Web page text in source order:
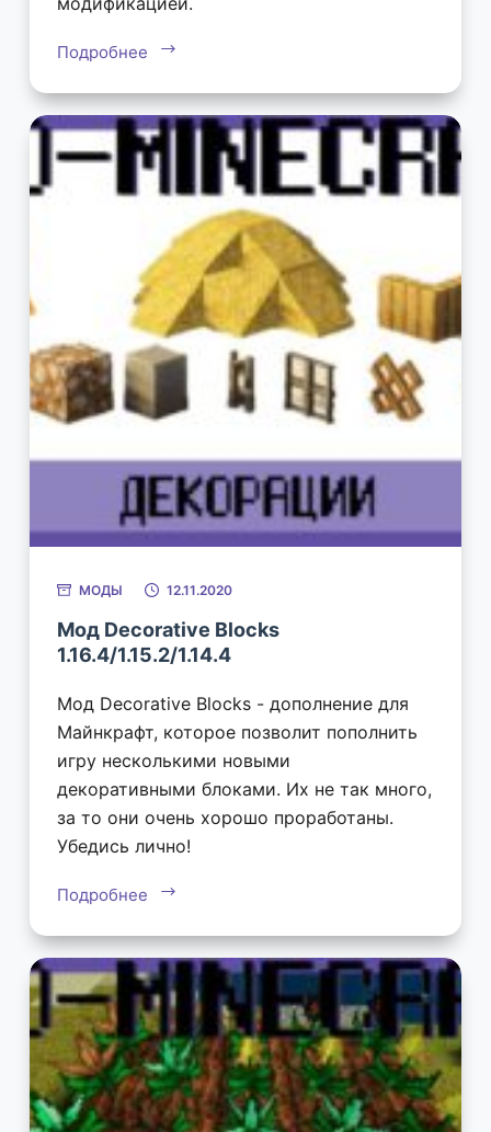
Подробнее
МОДЫ 12.11.2020
Мод Decorative Blocks
1.16.4/1.15.2/1.14.4
Мод Decorative Blocks - дополнение для
Майнкрафт, которое позволит пополнить
игру несколькими новыми
декоративными блоками. Их не так много,
за то они очень хорошо проработаны.
Убедись лично!
Подробнее